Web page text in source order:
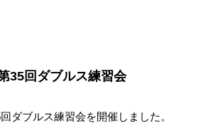
35回ダブルス練習会
ダブルス練習会を開催しました。